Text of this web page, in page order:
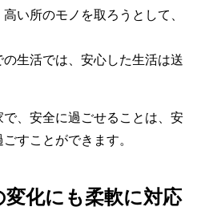
い所のモノを取ろうとして、
生活では、安心した生活は送
、安全に過ごせることは、安
すことができます。
化にも柔軟に対応